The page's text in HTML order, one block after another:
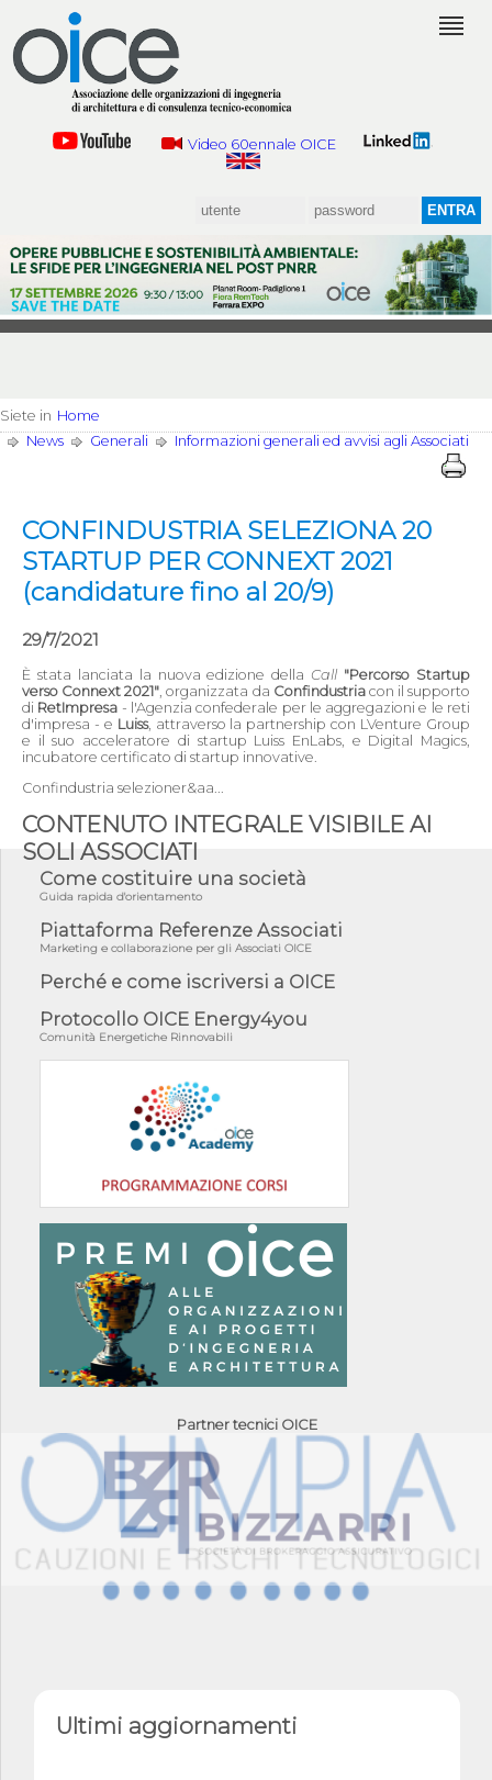
Video 60ennale OICE
Siete in Home
News
Generali Informazioni generali ed avvisi agli Associati
CONFINDUSTRIA SELEZIONA 20
STARTUP PER CONNEXT 2021
(candidature fino al 20/9)
29/7/2021
È stata lanciata la nuova edizione della Call "Percorso Startup
verso Connext 2021", organizzata da Confindustria con il supporto
di RetImpresa - l'Agenzia confederale per le aggregazioni e le reti
d'impresa - e Luiss, attraverso la partnership con LVenture Group
e il suo acceleratore di startup Luiss EnLabs, e Digital Magics,
incubatore certificato di startup innovative.
Confindustria selezioner&aa...
CONTENUTO INTEGRALE VISIBILE AI
SOLI ASSOCIATI
Come costituire una società
Guida rapida d'orientamento
Piattaforma Referenze Associati
Marketing e collaborazione per gli Associati OICE
Perché e come iscriversi a OICE
Protocollo OICE Energy4you
Comunità Energetiche Rinnovabili
Partner tecnici OICE
Ultimi aggiornamenti